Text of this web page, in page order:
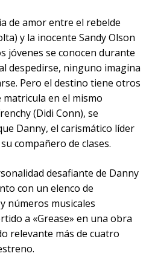
de amor entre el rebelde
y la inocente Sandy Olson
jóvenes se conocen durante
despedirse, ninguno imagina
Pero el destino tiene otros
matricula en el mismo
(Didi Conn), se
Danny, el carismático líder
compañero de clases.
desafiante de Danny
con un elenco de
números musicales
a «Grease» en una obra
relevante más de cuatro